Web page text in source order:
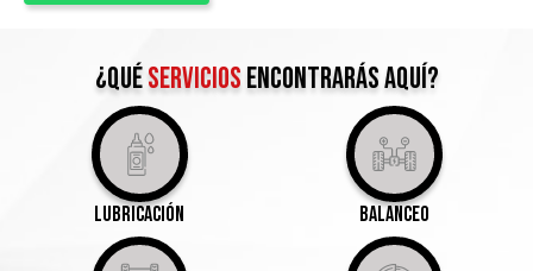
¿quéserviciosencontrarás aquí?
Lubricación Balanceo